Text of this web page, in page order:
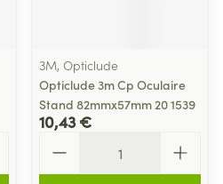
3M, Opticlude
Opticlude 3m Cp Oculaire
Stand 82mmx57mm 20 1539
10,43 €